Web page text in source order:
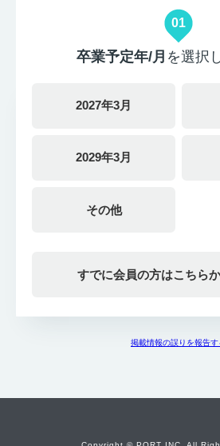
01
卒業予定年/月 を選択
2027年3月
2029年3月
その他
すでに会員の方はこちら
掲載情報の誤りを報告す